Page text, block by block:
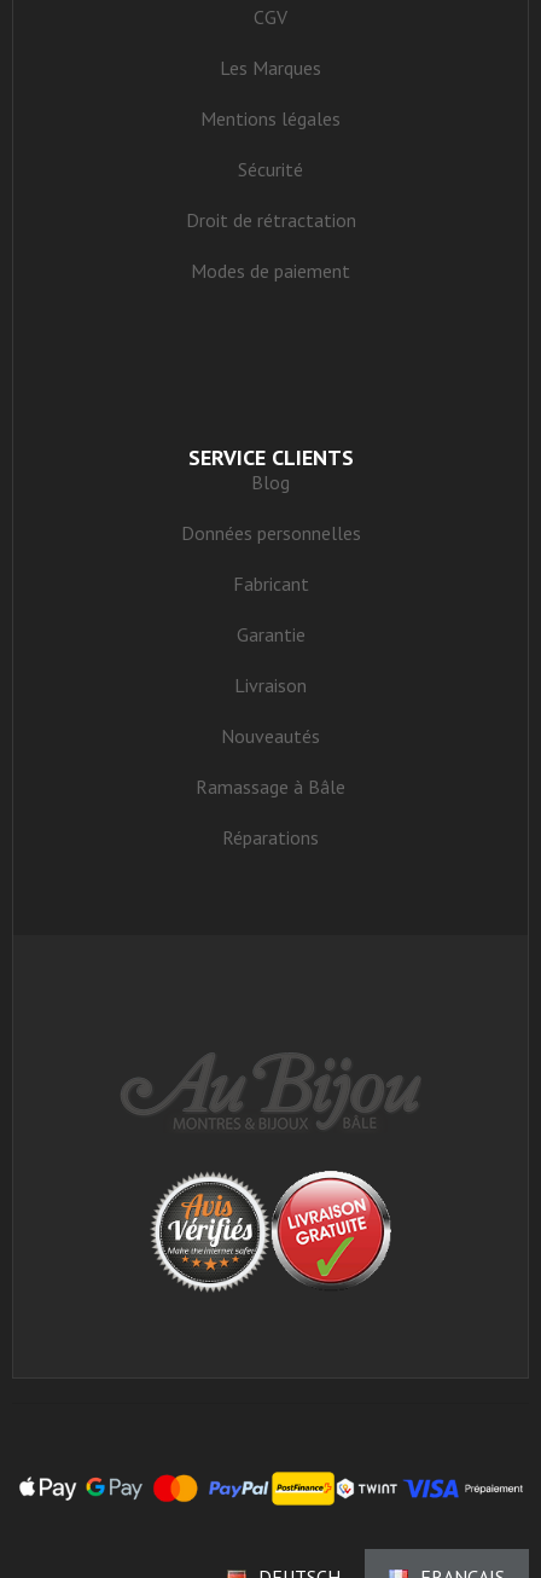
CGV
Les Marques
Mentions légales
Sécurité
Droit de rétractation
Modes de paiement
SERVICE CLIENTS
Blog
Données personnelles
Fabricant
Garantie
Livraison
Nouveautés
Ramassage à Bâle
Réparations